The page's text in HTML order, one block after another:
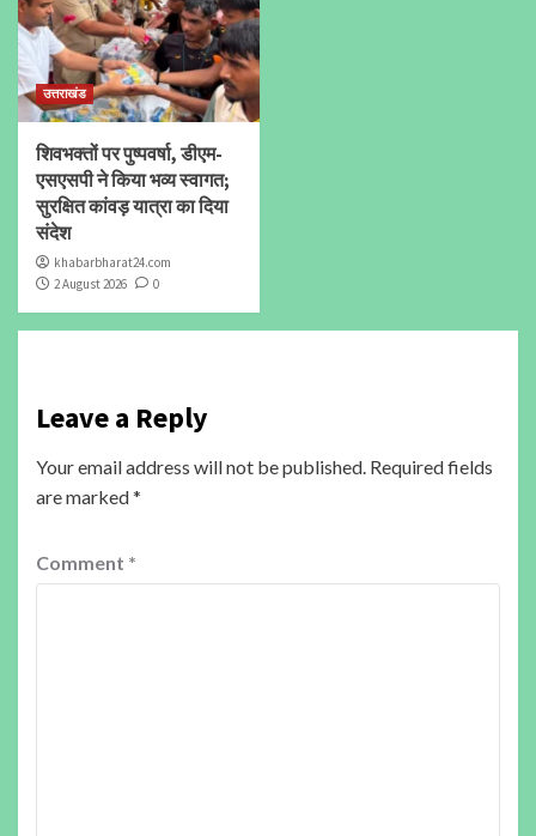
उत्तराखंड
शिवभक्तों पर पुष्पवर्षा, डीएम-
एसएसपी ने किया भव्य स्वागत;
सुरक्षित कांवड़ यात्रा का दिया
संदेश
khabarbharat24.com
2 August 2026
0
Leave a Reply
Your email address will not be published. Required fields
are marked*
Comment *